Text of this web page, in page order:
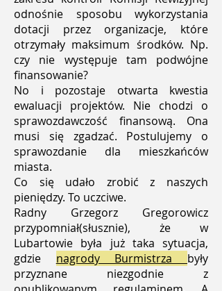
odnośnie sposobu wykorzystania
dotacji przez organizacje, które
otrzymały maksimum środków. Np.
czy nie występuje tam podwójne
finansowanie?
No i pozostaje otwarta kwestia
ewaluacji projektów. Nie chodzi o
sprawozdawczość finansową. Ona
musi się zgadzać. Postulujemy o
sprawozdanie dla mieszkańców
miasta.
Co się udało zrobić z naszych
pieniędzy. To uczciwe.
Radny Grzegorz Gregorowicz
przypomniał(słusznie), że w
Lubartowie była już taka sytuacja,
gdzie nagrody Burmistrza były
przyznane niezgodnie z